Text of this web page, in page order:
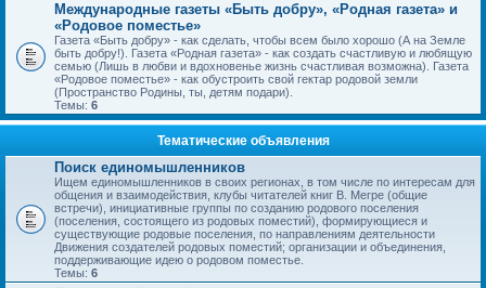
Международные газеты «Быть добру», «Родная газета» и
«Родовое поместье»
Газета «Быть добру» - как сделать, чтобы всем было хорошо (А на Земле
быть добру!). Газета «Родная газета» - как создать счастливую и любящую
семью (Лишь в любви и вдохновенье жизнь счастливая возможна). Газета
«Родовое поместье» - как обустроить свой гектар родовой земли
(Пространство Родины, ты, детям подари).
Темы: 6
Тематические объявления
Поиск единомышленников
Ищем единомышленников в своих регионах, в том числе по интересам для
общения и взаимодействия, клубы читателей книг В. Мегре (общие
встречи), инициативные группы по созданию родового поселения
(поселения, состоящего из родовых поместий), формирующиеся и
существующие родовые поселения, по направлениям деятельности
Движения создателей родовых поместий; организации и объединения,
поддерживающие идею о родовом поместье.
Темы: 6